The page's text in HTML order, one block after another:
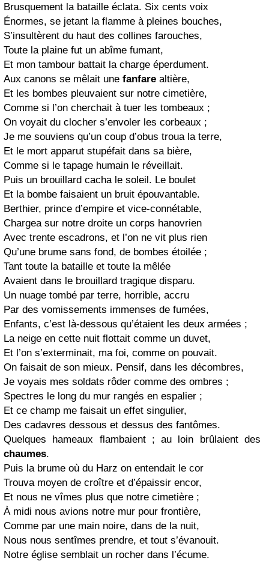
Brusquement la bataille éclata. Six cents voix
Énormes, se jetant la flamme à pleines bouches,
S’insultèrent du haut des collines farouches,
Toute la plaine fut un abîme fumant,
Et mon tambour battait la charge éperdument.
Aux canons se mêlait une fanfare altière,
Et les bombes pleuvaient sur notre cimetière,
Comme si l’on cherchait à tuer les tombeaux ;
On voyait du clocher s’envoler les corbeaux ;
Je me souviens qu’un coup d’obus troua la terre,
Et le mort apparut stupéfait dans sa bière,
Comme si le tapage humain le réveillait.
Puis un brouillard cacha le soleil. Le boulet
Et la bombe faisaient un bruit épouvantable.
Berthier, prince d’empire et vice-connétable,
Chargea sur notre droite un corps hanovrien
Avec trente escadrons, et l’on ne vit plus rien
Qu’une brume sans fond, de bombes étoilée ;
Tant toute la bataille et toute la mêlée
Avaient dans le brouillard tragique disparu.
Un nuage tombé par terre, horrible, accru
Par des vomissements immenses de fumées,
Enfants, c’est là-dessous qu’étaient les deux armées ;
La neige en cette nuit flottait comme un duvet,
Et l’on s’exterminait, ma foi, comme on pouvait.
On faisait de son mieux. Pensif, dans les décombres,
Je voyais mes soldats rôder comme des ombres ;
Spectres le long du mur rangés en espalier ;
Et ce champ me faisait un effet singulier,
Des cadavres dessous et dessus des fantômes.
Quelques hameaux flambaient ; au loin brûlaient des
chaumes.
Puis la brume où du Harz on entendait le cor
Trouva moyen de croître et d’épaissir encor,
Et nous ne vîmes plus que notre cimetière ;
À midi nous avions notre mur pour frontière,
Comme par une main noire, dans de la nuit,
Nous nous sentîmes prendre, et tout s’évanouit.
Notre église semblait un rocher dans l’écume.